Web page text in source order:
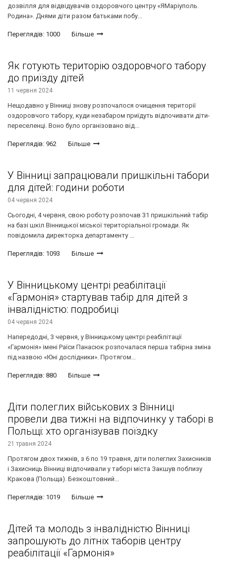
дозвілля для відвідувачів оздоровчого центру «ЯМаріуполь.
Родина». Днями діти разом батьками побу...
Переглядів: 1000 Більше
Як готують територію оздоровчого табору
до приїзду дітей
11 червня 2024
Нещодавно у Вінниці знову розпочалося очищення території
оздоровчого табору, куди незабаром приїдуть відпочивати діти-
переселенці. Воно було організовано від...
Переглядів: 962 Більше
У Вінниці запрацювали пришкільні табори
для дітей: години роботи
04 червня 2024
Сьогодні, 4 червня, свою роботу розпочав 31 пришкільний табір
на базі шкіл Вінницької міської територіальної громади. Як
повідомила директорка департаменту ...
Переглядів: 1093 Більше
У Вінницькому центрі реабілітації
«Гармонія» стартував табір для дітей з
інвалідністю: подробиці
04 червня 2024
Напередодні, 3 червня, у Вінницькому центрі реабілітації
«Гармонія» імені Раїси Панасюк розпочалася перша табірна зміна
під назвою «Юні дослідники». Протягом...
Переглядів: 880 Більше
Діти полеглих військових з Вінниці
провели два тижні на відпочинку у таборі в
Польщі: хто організував поїздку
21 травня 2024
Протягом двох тижнів, з 6 по 19 травня, діти полеглих Захисників
і Захисниць Вінниці відпочивали у таборі міста Закшув поблизу
Кракова (Польща). Безкоштовний...
Переглядів: 1019 Більше
Дітей та молодь з інвалідністю Вінниці
запрошують до літніх таборів центру
реабілітації «Гармонія»